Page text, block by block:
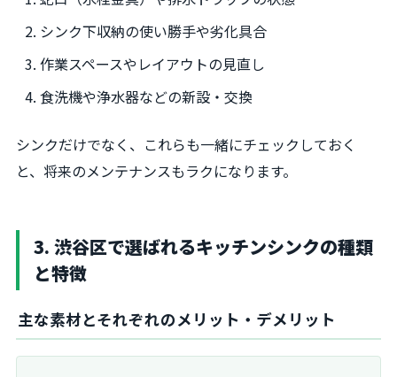
シンク下収納の使い勝手や劣化具合
作業スペースやレイアウトの見直し
食洗機や浄水器などの新設・交換
シンクだけでなく、これらも一緒にチェックしておく
と、将来のメンテナンスもラクになります。
3. 渋谷区で選ばれるキッチンシンクの種類
と特徴
主な素材とそれぞれのメリット・デメリット